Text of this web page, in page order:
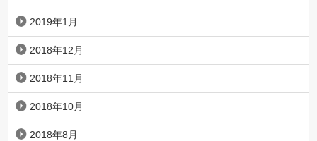
2019年1月
2018年12月
2018年11月
2018年10月
2018年8月